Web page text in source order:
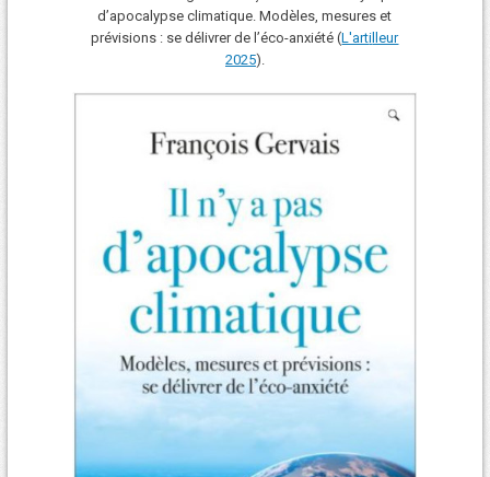
d’apocalypse climatique. Modèles, mesures et
prévisions : se délivrer de l’éco-anxiété (L'artilleur
2025).